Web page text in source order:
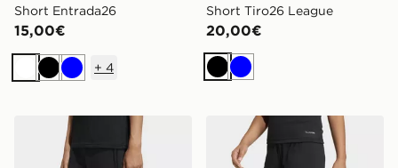
Short Entrada26
15,00€
Bianco
Nero
Blu
+ 4
Short Tiro26 League
20,00€
Nero
Blu
adidas Short Entrada26 Sweatadidas Short Entrada26